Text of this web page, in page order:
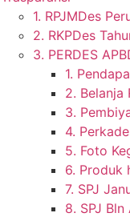
1. RPJMDes
2. RKPDes
3. PERDES
1.
2. Belanja
3.
4.
5. Foto
6. Produk
7. SPJ
8. SPJ